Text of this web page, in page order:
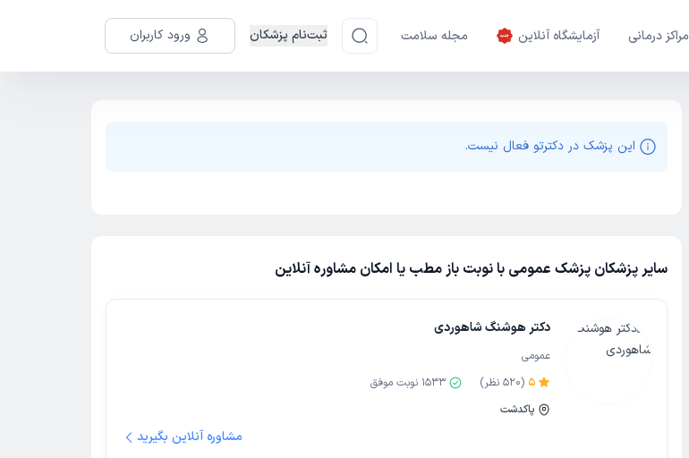
مراکز درمانی آزمایشگاه آنلاین مجله سلامت ثبت‌نام پزشکان ورود کاربران
این پزشک در دکترتو فعال نیست.
سایر پزشکان پزشک عمومی با نوبت باز مطب یا امکان مشاوره آنلاین
دکتر هوشنگ شاهوردی
عمومی
5
(
520 نظر) 1533 نوبت موفق
پاکدشت
مشاوره آنلاین بگیرید